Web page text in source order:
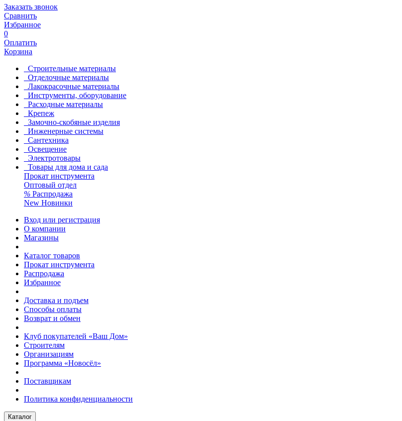
Заказать звонок
Сравнить
Избранное
0
Оплатить
Корзина
Строительные материалы
Отделочные материалы
Лакокрасочные материалы
Инструменты, оборудование
Расходные материалы
Крепеж
Замочно-скобяные изделия
Инженерные системы
Сантехника
Освещение
Электротовары
Товары для дома и сада
Прокат инструмента
Оптовый отдел
% Распродажа
New Новинки
Вход или регистрация
О компании
Магазины
Каталог товаров
Прокат инструмента
Распродажа
Избранное
Доставка и подъем
Способы оплаты
Возврат и обмен
Клуб покупателей «Ваш Дом»
Строителям
Организациям
Программа «Новосёл»
Поставщикам
Политика конфиденциальности
Каталог